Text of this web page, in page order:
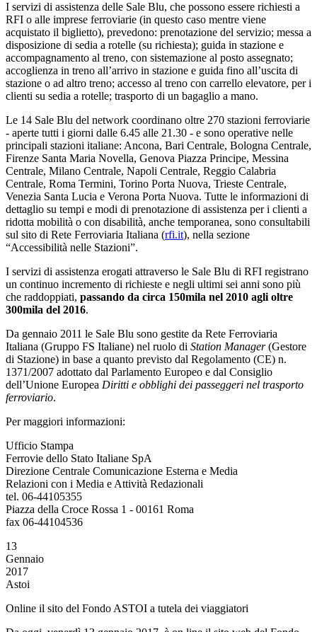
I servizi di assistenza delle Sale Blu, che possono essere richiesti a
RFI o alle imprese ferroviarie (in questo caso mentre viene
acquistato il biglietto), prevedono: prenotazione del servizio; messa a
disposizione di sedia a rotelle (su richiesta); guida in stazione e
accompagnamento al treno, con sistemazione al posto assegnato;
accoglienza in treno all’arrivo in stazione e guida fino all’uscita di
stazione o ad altro treno; accesso al treno con carrello elevatore, per i
clienti su sedia a rotelle; trasporto di un bagaglio a mano.
Le 14 Sale Blu del network coordinano oltre 270 stazioni ferroviarie
- aperte tutti i giorni dalle 6.45 alle 21.30 - e sono operative nelle
principali stazioni italiane: Ancona, Bari Centrale, Bologna Centrale,
Firenze Santa Maria Novella, Genova Piazza Principe, Messina
Centrale, Milano Centrale, Napoli Centrale, Reggio Calabria
Centrale, Roma Termini, Torino Porta Nuova, Trieste Centrale,
Venezia Santa Lucia e Verona Porta Nuova. Tutte le informazioni di
dettaglio su tempi e modi di prenotazione di assistenza per i clienti a
ridotta mobilità o con disabilità, anche temporanea, sono consultabili
sul sito di Rete Ferroviaria Italiana (rfi.it), nella sezione
“Accessibilità nelle Stazioni”.
I servizi di assistenza erogati attraverso le Sale Blu di RFI registrano
un continuo incremento di richieste e negli ultimi sei anni sono più
che raddoppiati, passando da circa 150mila nel 2010 agli oltre
300mila del 2016.
Da gennaio 2011 le Sale Blu sono gestite da Rete Ferroviaria
Italiana (Gruppo FS Italiane) nel ruolo di Station Manager(Gestore
di Stazione) in base a quanto previsto dal Regolamento (CE) n.
1371/2007 adottato dal Parlamento Europeo e dal Consiglio
dell’Unione Europea Diritti e obblighi dei passeggeri nel trasporto
ferroviario.
Per maggiori informazioni:
Ufficio Stampa
Ferrovie dello Stato Italiane SpA
Direzione Centrale Comunicazione Esterna e Media
Relazioni con i Media e Attività Redazionali
tel. 06-44105355
Piazza della Croce Rossa 1 - 00161 Roma
fax 06-44104536
13
Gennaio
2017
Astoi
Online il sito del Fondo ASTOI a tutela dei viaggiatori